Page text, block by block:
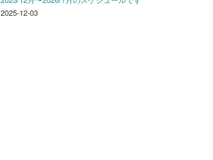
2025-12-03